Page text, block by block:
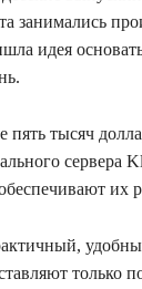
занимались
идея
тысяч
сервера
их
только